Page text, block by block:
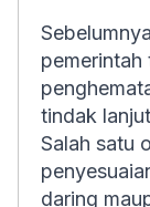
pemerintah
tindak
Salah satu
daring